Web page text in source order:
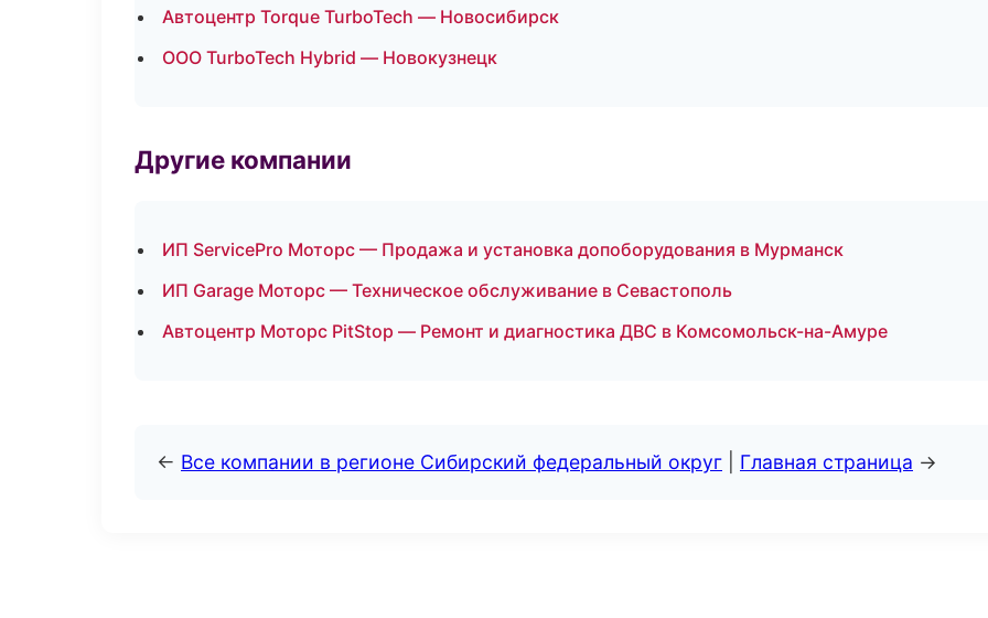
Автоцентр Torque TurboTech — Новосибирск
ООО TurboTech Hybrid — Новокузнецк
Другие компании
ИП ServicePro Моторс — Продажа и установка допоборудования в Мурманск
ИП Garage Моторс — Техническое обслуживание в Севастополь
Автоцентр Моторс PitStop — Ремонт и диагностика ДВС в Комсомольск-на-Амуре
← Все компании в регионе Сибирский федеральный округ Главная страница →